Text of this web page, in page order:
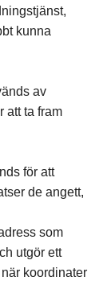
kunna
av
att ta fram
för att
de angett,
som
utgör ett
koordinater